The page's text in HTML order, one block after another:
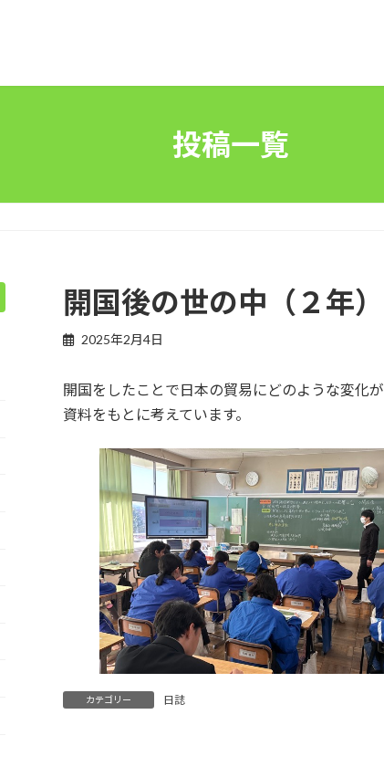
投稿一覧
開国後の世の中（２年）
2025年2月4日
開国をしたことで日本の貿易にどのような変化
資料をもとに考えています。
カテゴリー 日誌